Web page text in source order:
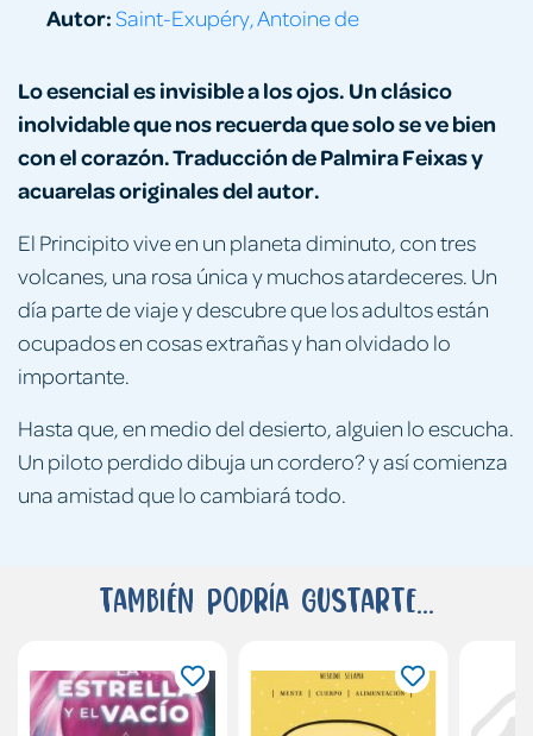
Lo esencial es invisible a los ojos. Un clásico
inolvidable que nos recuerda que solo se ve bien
con el corazón. Traducción de Palmira Feixas y
acuarelas originales del autor.
El Principito vive en un planeta diminuto, con tres
volcanes, una rosa única y muchos atardeceres. Un
día parte de viaje y descubre que los adultos están
ocupados en cosas extrañas y han olvidado lo
importante.
Hasta que, en medio del desierto, alguien lo escucha.
Un piloto perdido dibuja un cordero? y así comienza
una amistad que lo cambiará todo.
Autor:Saint-Exupéry, Antoine de
También podría gustarte...